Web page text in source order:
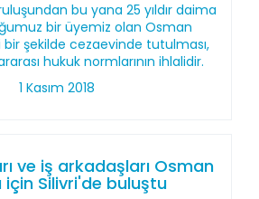
bu yana 25 yıldır daima
bir üyemiz olan Osman
bir şekilde cezaevinde tutulması,
hukuk normlarının ihlalidir.
1 Kasım 2018
ve iş arkadaşları Osman
için Silivri'de buluştu